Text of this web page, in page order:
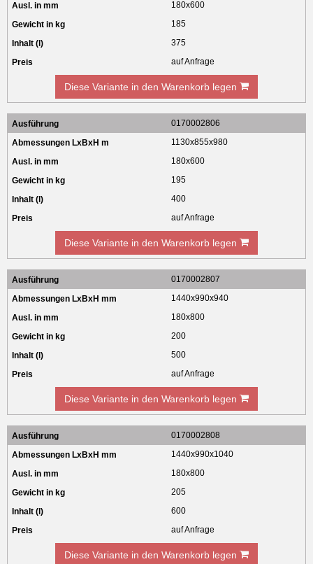
180x600
185
375
auf Anfrage
Diese Variante in den Warenkorb legen
0170002806
1130x855x980
180x600
195
400
auf Anfrage
Diese Variante in den Warenkorb legen
0170002807
1440x990x940
180x800
200
500
auf Anfrage
Diese Variante in den Warenkorb legen
0170002808
1440x990x1040
180x800
205
600
auf Anfrage
Diese Variante in den Warenkorb legen